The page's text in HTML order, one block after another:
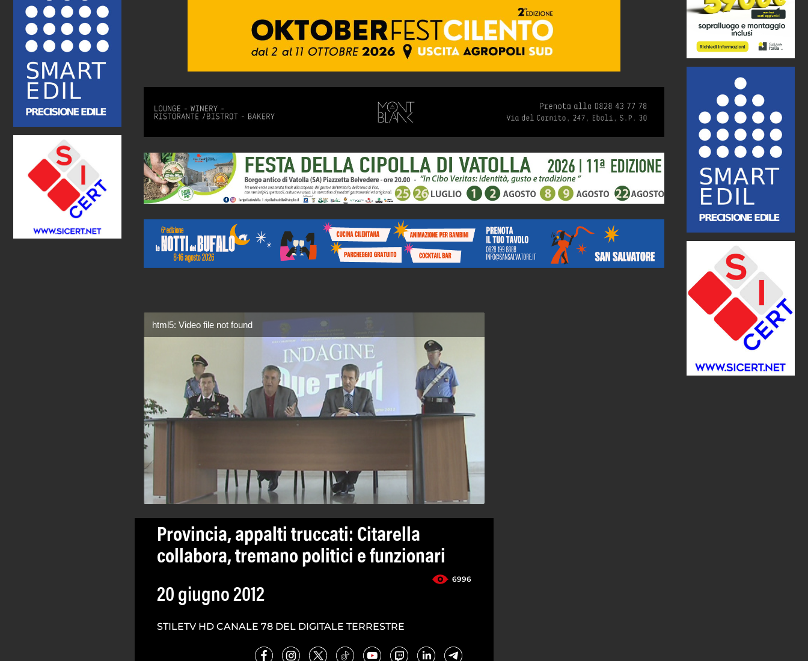
html5: Video file not found
Provincia, appalti truccati: Citarella
collabora, tremano politici e funzionari
6996
20 giugno 2012
STILETV HD CANALE 78 DEL DIGITALE TERRESTRE